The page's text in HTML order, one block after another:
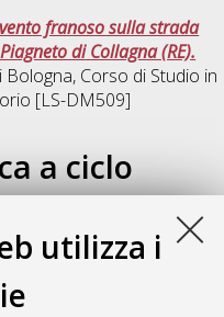
utilizza i
franoso sulla strada
di Collagna (RE).
Corso di Studio in
[LS-DM509]
a ciclo
dei terreni